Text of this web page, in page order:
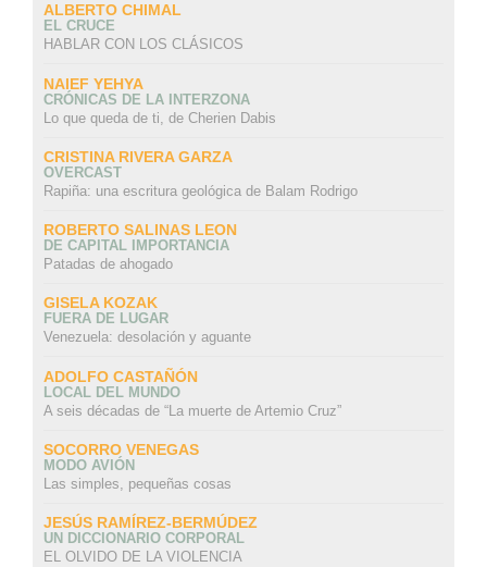
ALBERTO CHIMAL
EL CRUCE
HABLAR CON LOS CLÁSICOS
NAIEF YEHYA
CRÓNICAS DE LA INTERZONA
Lo que queda de ti, de Cherien Dabis
CRISTINA RIVERA GARZA
OVERCAST
Rapiña: una escritura geológica de Balam Rodrigo
ROBERTO SALINAS LEON
DE CAPITAL IMPORTANCIA
Patadas de ahogado
GISELA KOZAK
FUERA DE LUGAR
Venezuela: desolación y aguante
ADOLFO CASTAÑÓN
LOCAL DEL MUNDO
A seis décadas de “La muerte de Artemio Cruz”
SOCORRO VENEGAS
MODO AVIÓN
Las simples, pequeñas cosas
JESÚS RAMÍREZ-BERMÚDEZ
UN DICCIONARIO CORPORAL
EL OLVIDO DE LA VIOLENCIA